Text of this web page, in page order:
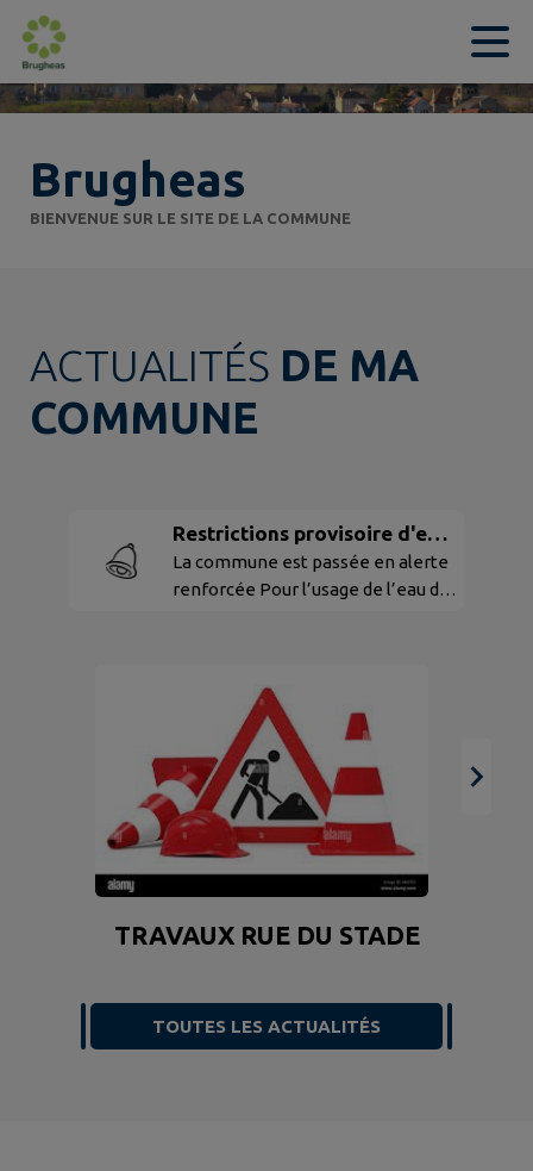
Contenu
Brugheas
BIENVENUE SUR LE SITE DE LA COMMUNE
ACTUALITÉS DE MA
COMMUNE
Restrictions provisoire d'eau:
passage en alerte renforcée
La commune est passée en alerte
renforcée Pour l’usage de l’eau du
les mesures à adopter sur :
https://vigieau.gouv.fr
TRAVAUX RUE DU STADE
TOUTES LES ACTUALITÉS